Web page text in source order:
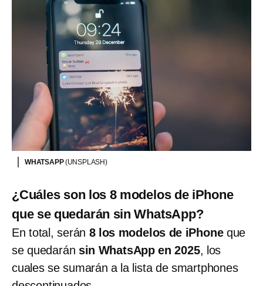
WHATSAPP(UNSPLASH)
¿Cuáles son los 8 modelos de iPhone
que se quedarán sin WhatsApp?
En total, serán 8 los modelos de iPhoneque
se quedarán sin WhatsApp en 2025, los
cuales se sumarán a la lista de smartphones